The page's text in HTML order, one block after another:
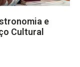
e
Cultural